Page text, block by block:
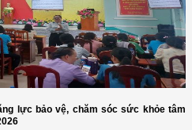
lực bảo vệ, chăm sóc sức khỏe tâm